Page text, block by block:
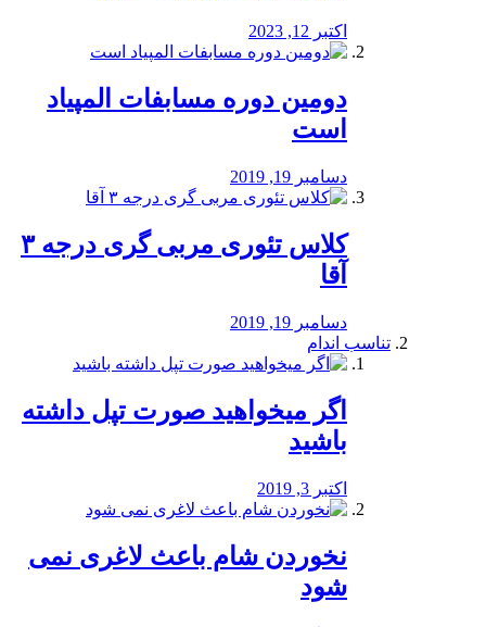
اکتبر 12, 2023
دومین دوره مسابفات المپیاد
است
دسامبر 19, 2019
کلاس تئوری مربی گری درجه ۳
آقا
دسامبر 19, 2019
تناسب اندام
اگر میخواهید صورت تپل داشته
باشید
اکتبر 3, 2019
نخوردن شام باعث لاغری نمی
‌شود